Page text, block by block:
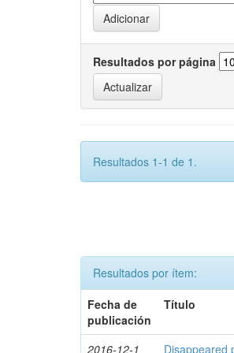
Resultados por página
Resultados 1-1 de 1.
Resultados por ítem:
Fecha de
publicación
Título
2016-12-1 Disappeared